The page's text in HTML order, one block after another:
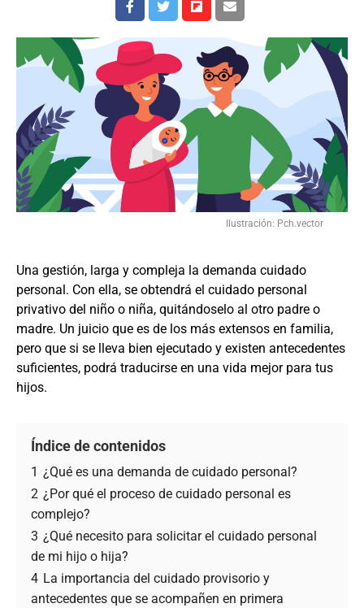
Ilustración: Pch.vector
Una gestión, larga y compleja la demanda cuidado
personal. Con ella, se obtendrá el cuidado personal
privativo del niño o niña, quitándoselo al otro padre o
madre. Un juicio que es de los más extensos en familia,
pero que si se lleva bien ejecutado y existen antecedentes
suficientes, podrá traducirse en una vida mejor para tus
hijos.
Índice de contenidos
1 ¿Qué es una demanda de cuidado personal?
2 ¿Por qué el proceso de cuidado personal es
complejo?
3 ¿Qué necesito para solicitar el cuidado personal
de mi hijo o hija?
4 La importancia del cuidado provisorio y
antecedentes que se acompañen en primera